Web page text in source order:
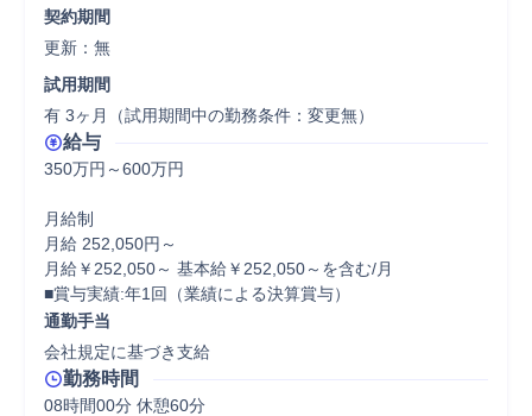
契約期間
更新：無
試用期間
有 3ヶ月（試用期間中の勤務条件：変更無）
給与
350万円～600万円
月給制
月給 252,050円～
月給￥252,050～ 基本給￥252,050～を含む/月
■賞与実績:年1回（業績による決算賞与）
通勤手当
会社規定に基づき支給
勤務時間
08時間00分 休憩60分